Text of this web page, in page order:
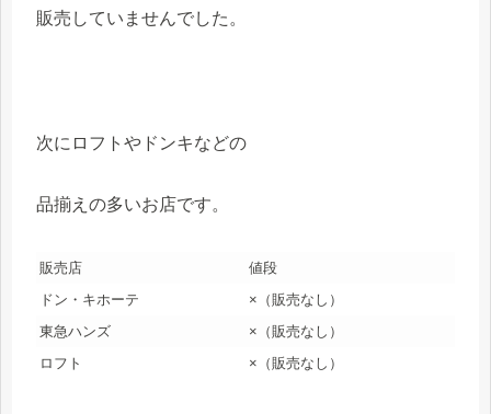
販売していませんでした。
次にロフトやドンキなどの
品揃えの多いお店です。
販売店
値段
ドン・キホーテ
×（販売なし）
東急ハンズ
×（販売なし）
ロフト
×（販売なし）